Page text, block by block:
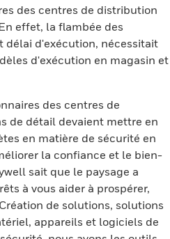
des centres de distribution
effet, la flambée des
délai d'exécution, nécessitait
d'exécution en magasin et
des centres de
de détail devaient mettre en
en matière de sécurité en
la confiance et le bien-
sait que le paysage a
à vous aider à prospérer,
de solutions, solutions
appareils et logiciels de